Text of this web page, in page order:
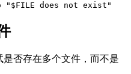
does not exist"
是否存在多个文件，而不是